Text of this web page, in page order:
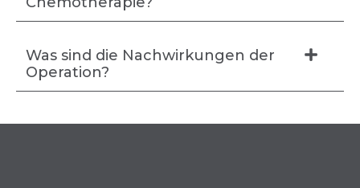
Was sind die Nachwirkungen der
Operation?